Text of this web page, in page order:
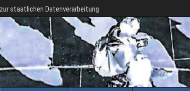
staatlichen Datenverarbeitung